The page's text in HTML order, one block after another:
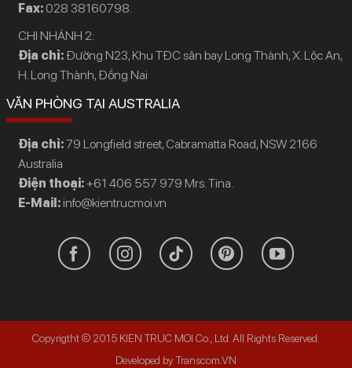
Fax: 028 38160798.
CHI NHÁNH 2:
Địa chỉ:Đường N23, Khu TĐC sân bay Long Thành, X. Lộc An,
H. Long Thành, Đồng Nai
VĂN PHÒNG TẠI AUSTRALIA
Địa chỉ:79 Longfield street, Cabramatta Road, NSW 2166
Australia
Điện thoại:+61 406 557 979 Mrs. Tina.
E-Mail: info@kientrucmoi.vn
Developed by Transcom.VN
Copyrigtht © 2015 KIEN TRUC MOI Co., Ltd. All Rights Reserved.